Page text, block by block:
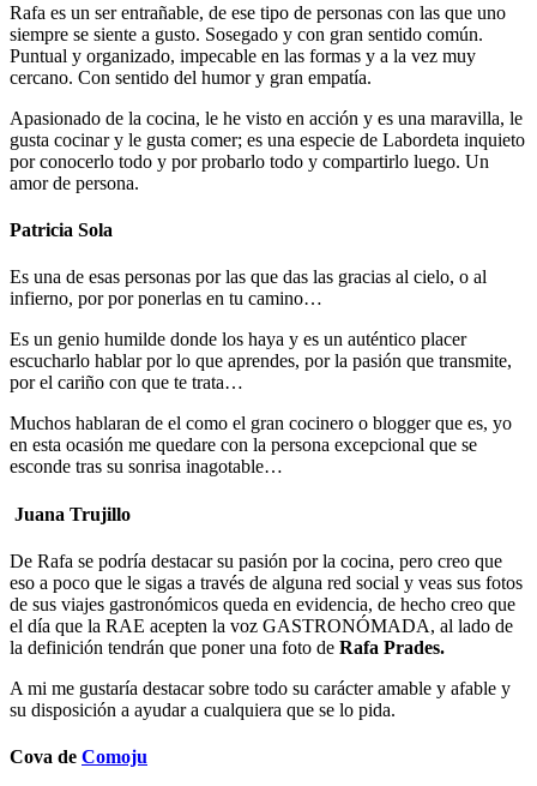
Rafa es un ser entrañable, de ese tipo de personas con las que uno
siempre se siente a gusto. Sosegado y con gran sentido común.
Puntual y organizado, impecable en las formas y a la vez muy
cercano. Con sentido del humor y gran empatía.
Apasionado de la cocina, le he visto en acción y es una maravilla, le
gusta cocinar y le gusta comer; es una especie de Labordeta inquieto
por conocerlo todo y por probarlo todo y compartirlo luego. Un
amor de persona.
Patricia Sola
Es una de esas personas por las que das las gracias al cielo, o al
infierno, por por ponerlas en tu camino…
Es un genio humilde donde los haya y es un auténtico placer
escucharlo hablar por lo que aprendes, por la pasión que transmite,
por el cariño con que te trata…
Muchos hablaran de el como el gran cocinero o blogger que es, yo
en esta ocasión me quedare con la persona excepcional que se
esconde tras su sonrisa inagotable…
Juana Trujillo
De Rafa se podría destacar su pasión por la cocina, pero creo que
eso a poco que le sigas a través de alguna red social y veas sus fotos
de sus viajes gastronómicos queda en evidencia, de hecho creo que
el día que la RAE acepten la voz GASTRONÓMADA, al lado de
la definición tendrán que poner una foto de Rafa Prades.
A mi me gustaría destacar sobre todo su carácter amable y afable y
su disposición a ayudar a cualquiera que se lo pida.
Cova de Comoju